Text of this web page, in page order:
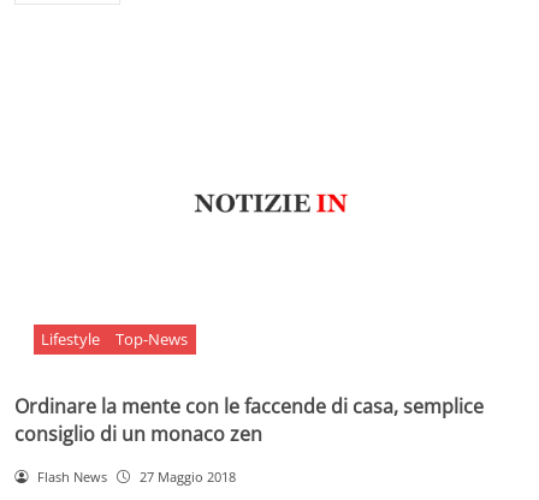
Lifestyle Top-News
Ordinare la mente con le faccende di casa, semplice
consiglio di un monaco zen
Flash News 27 Maggio 2018